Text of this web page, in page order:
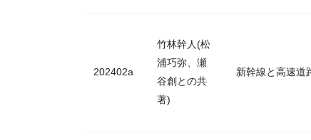
202402a
竹林幹人(松
浦巧弥、瀬
谷創との共
著)
新幹線と高速